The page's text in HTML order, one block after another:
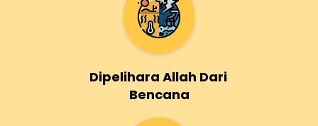
Dipelihara Allah Dari
Bencana